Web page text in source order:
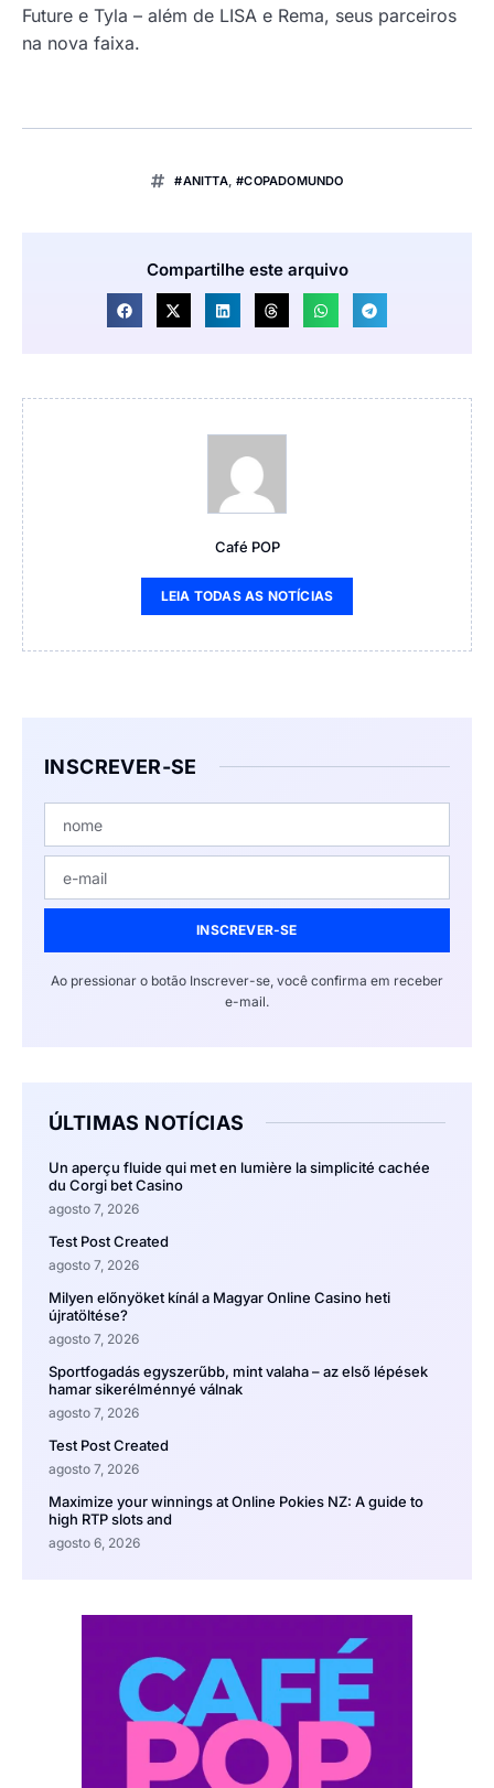
Future e Tyla – além de LISA e Rema, seus parceiros
na nova faixa.
#ANITTA,#COPADOMUNDO
Compartilhe este arquivo
Café POP
LEIA TODAS AS NOTÍCIAS
INSCREVER-SE
INSCREVER-SE
Ao pressionar o botão Inscrever-se, você confirma em receber
e-mail.
ÚLTIMAS NOTÍCIAS
Un aperçu fluide qui met en lumière la simplicité cachée
du Corgi bet Casino
agosto 7, 2026
Test Post Created
agosto 7, 2026
Milyen előnyöket kínál a Magyar Online Casino heti
újratöltése?
agosto 7, 2026
Sportfogadás egyszerűbb, mint valaha – az első lépések
hamar sikerélménnyé válnak
agosto 7, 2026
Test Post Created
agosto 7, 2026
Maximize your winnings at Online Pokies NZ: A guide to
high RTP slots and
agosto 6, 2026